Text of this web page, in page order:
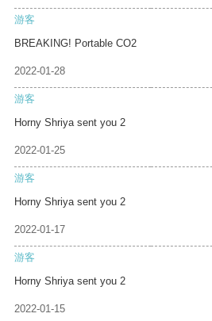
游客
BREAKING! Portable CO2
2022-01-28
游客
Horny Shriya sent you 2
2022-01-25
游客
Horny Shriya sent you 2
2022-01-17
游客
Horny Shriya sent you 2
2022-01-15